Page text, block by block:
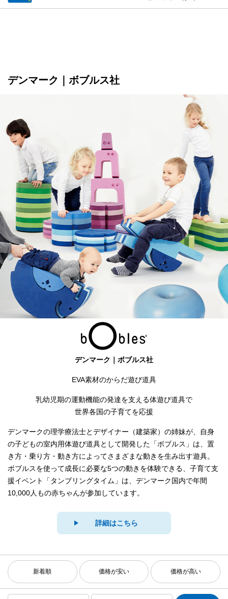
デンマーク｜ボブルス社
デンマーク｜ボブルス社
EVA素材のからだ遊び道具
乳幼児期の運動機能の発達を支える体遊び道具で
世界各国の子育てを応援
デンマークの理学療法士とデザイナー（建築家）の姉妹が、自身
の子どもの室内用体遊び道具として開発した「ボブルス」は、置
き方・乗り方・動き方によってさまざまな動きを生み出す遊具。
ボブルスを使って成長に必要な5つの動きを体験できる、子育て支
援イベント「タンブリングタイム」は、デンマーク国内で年間
10,000人もの赤ちゃんが参加しています。
詳細はこちら
新着順 価格が安い 価格が高い